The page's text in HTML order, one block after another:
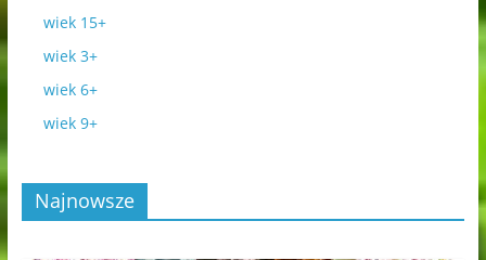
wiek 15+
wiek 3+
wiek 6+
wiek 9+
Najnowsze